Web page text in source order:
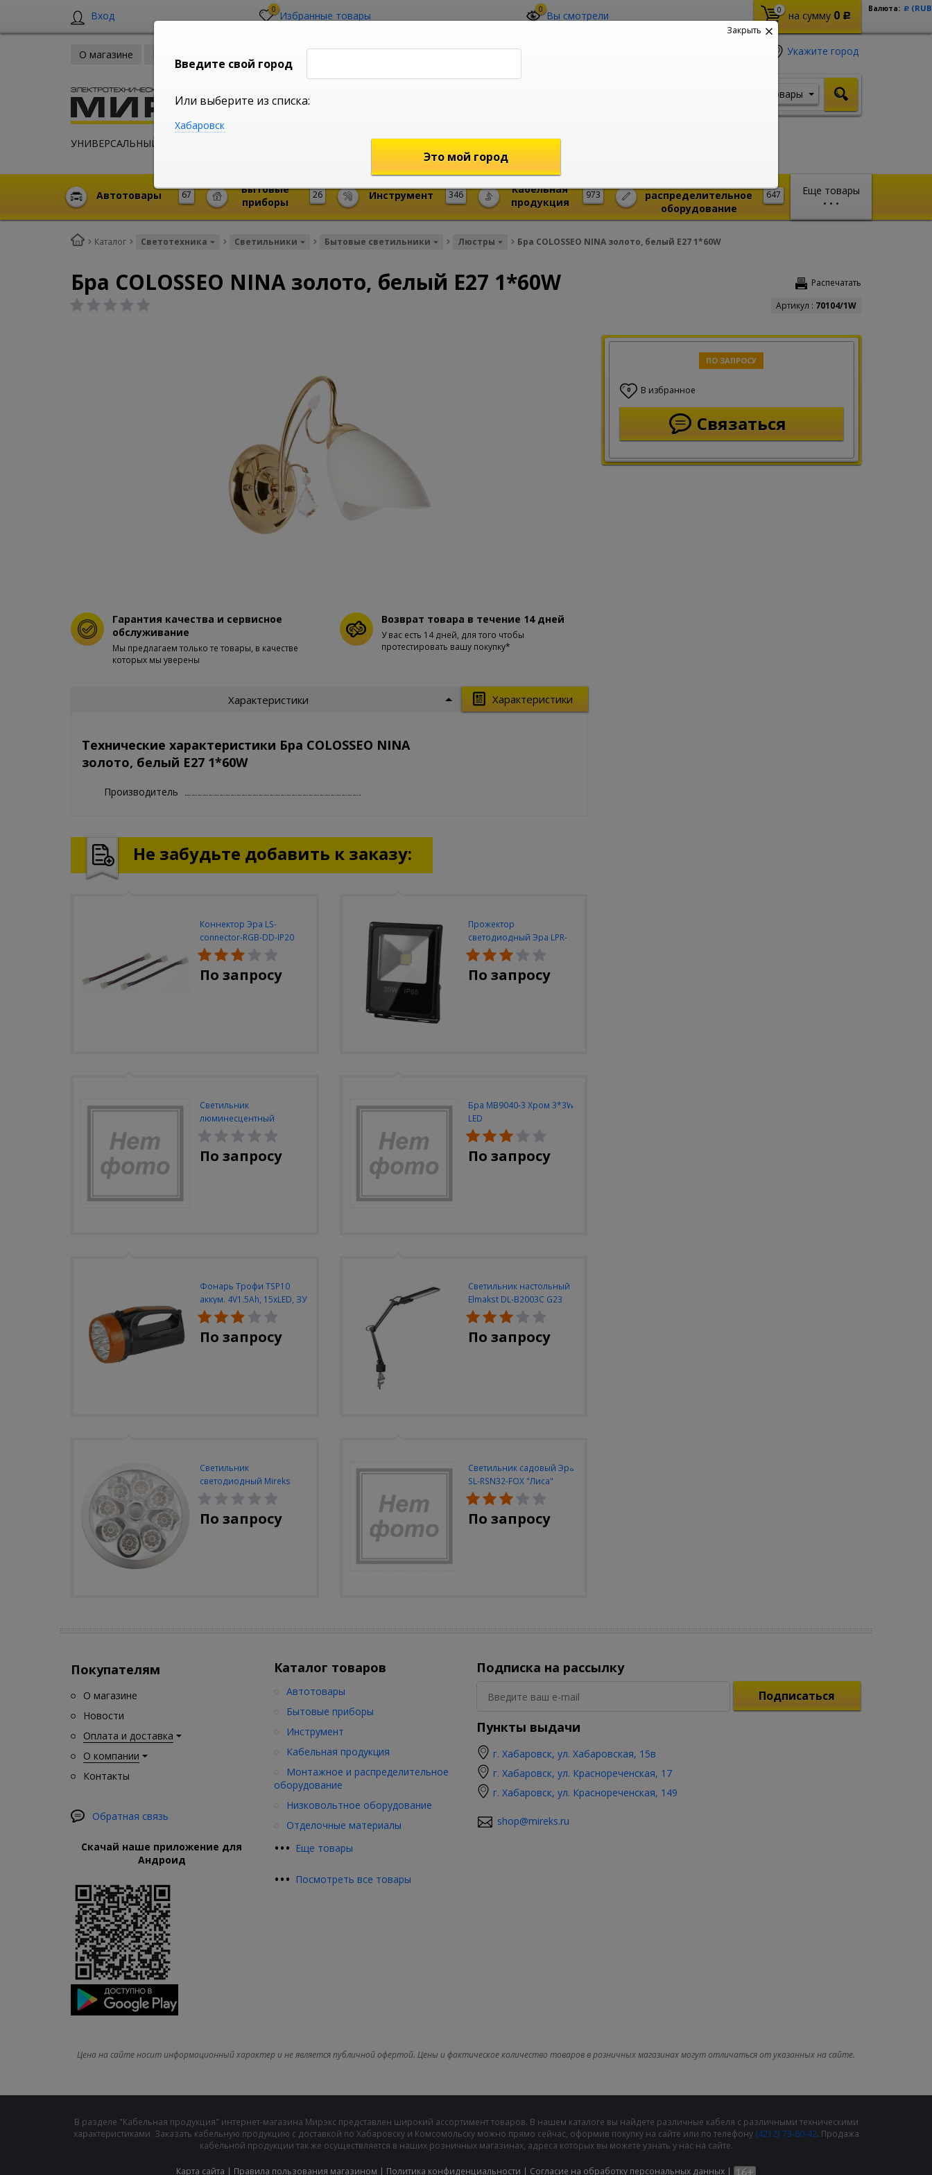
Вход 0 Избранные товары 0 Вы смотрели 0 на сумму 0 Р
Валюта: Р
О магазине
УНИВЕРСАЛЬНЫЙ ИНТЕРНЕТ МАГАЗИН
Укажите город
shop@mireks.ru
Товары
Еще товары
• • •
67
Автотовары 26
Бытовые
приборы
346
Инструмент 973
Кабельная
продукция
647
распределительное
оборудование
Каталог Светотехника Светильники Бытовые светильники Люстры Бра COLOSSEO NINA золото, белый E27 1*60W
Распечатать
Бра COLOSSEO NINA золото, белый E27 1*60W
Артикул : 70104/1W
ПО ЗАПРОСУ
0 В избранное
Связаться
Гарантия качества и сервисное
обслуживание
Мы предлагаем только те товары, в качестве
которых мы уверены
Возврат товара в течение 14 дней
У вас есть 14 дней, для того чтобы
протестировать вашу покупку*
Характеристики
Характеристики
Технические характеристики Бра COLOSSEO NINA
золото, белый E27 1*60W
Производитель
Не забудьте добавить к заказу:
Коннектор Эра LS-
connector-RGB-DD-IP20
(3шт/уп)
По запросу
Прожектор
светодиодный Эра LPR-
30W-6500K-M
По запросу
Светильник
люминесцентный
Navigator NEL-A2-E130-T4-
840/WH
По запросу
Бра MB9040-3 Хром 3*3W
LED
По запросу
Фонарь Трофи TSP10
аккум. 4V1.5Ah, 15xLED, ЗУ
вилка 220V
По запросу
Светильник настольный
Elmakst DL-B2003C G23
черный струбцина
По запросу
Светильник
светодиодный Mireks
С-310-80-S (5W/4000-
5000K/500lm/датчик
движения)
По запросу
Светильник садовый Эра
SL-RSN32-FOX "Лиса"
солн.бат, полистоун,
цветной, 32 см
По запросу
Покупателям
О магазине
Новости
Оплата и доставка
О компании
Контакты
Обратная связь
Скачай наше приложение для
Андроид
Каталог товаров
••• Еще товары
Автотовары
Бытовые приборы
Инструмент
Кабельная продукция
Монтажное и распределительное
оборудование
Низковольтное оборудование
Отделочные материалы
••• Посмотреть все товары
Подписка на рассылку
Подписаться
Пункты выдачи
г. Хабаровск, ул. Хабаровская, 15в
г. Хабаровск, ул. Краснореченская, 17
г. Хабаровск, ул. Краснореченская, 149
shop@mireks.ru
Цена на сайте носит информационный характер и не является публичной офертой. Цены и фактическое количество товаров в розничных магазинах могут отличаться от указанных на сайте.
В разделе "Кабельная продукция" интернет-магазина Мирэкс представлен широкий ассортимент товаров. В нашем каталоге вы найдете различные кабеля с различными техническими
характеристиками. Заказать кабельную продукцию с доставкой по Хабаровску и Комсомольску можно прямо сейчас, оформив покупку на сайте или по телефону (4212) 73-60-42. Продажа
кабельной продукции так же осуществляется в наших розничных магазинах, адреса которых вы можете узнать у нас на сайте.
Карта сайта | Правила пользования магазином | Политика конфиденциальности | Cогласие на обработку персональных данных |
Закрыть
Введите свой город
Или выберите из списка:
Хабаровск
Это мой город